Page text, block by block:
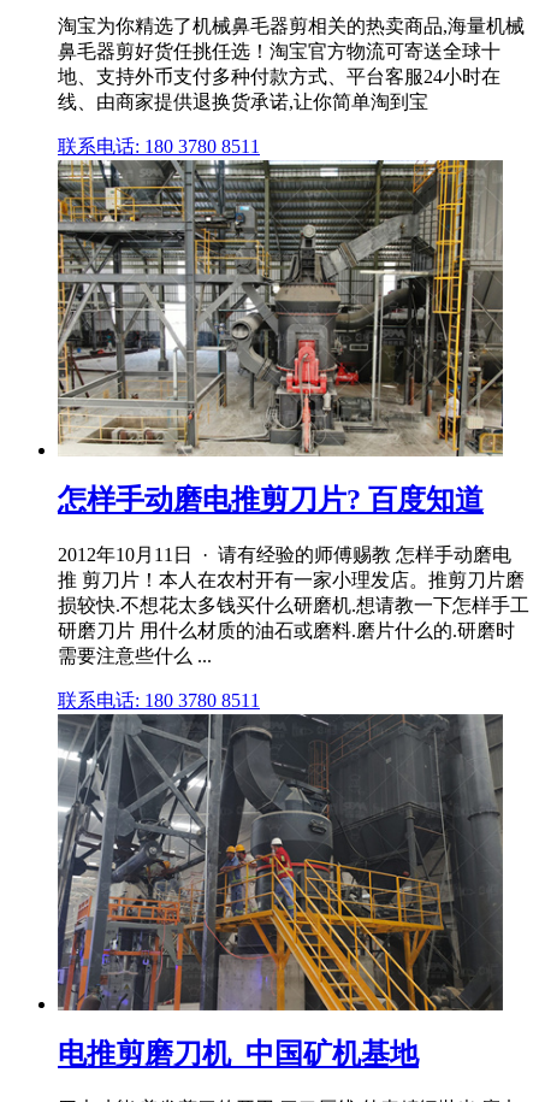
淘宝为你精选了机械鼻毛器剪相关的热卖商品,海量机械
鼻毛器剪好货任挑任选！淘宝官方物流可寄送全球十
地、支持外币支付多种付款方式、平台客服24小时在
线、由商家提供退换货承诺,让你简单淘到宝
联系电话: 180 3780 8511
怎样手动磨电推剪刀片? 百度知道
2012年10月11日 · 请有经验的师傅赐教 怎样手动磨电
推 剪刀片！本人在农村开有一家小理发店。推剪刀片磨
损较快.不想花太多钱买什么研磨机.想请教一下怎样手工
研磨刀片 用什么材质的油石或磨料.磨片什么的.研磨时
需要注意些什么 ...
联系电话: 180 3780 8511
电推剪磨刀机_中国矿机基地